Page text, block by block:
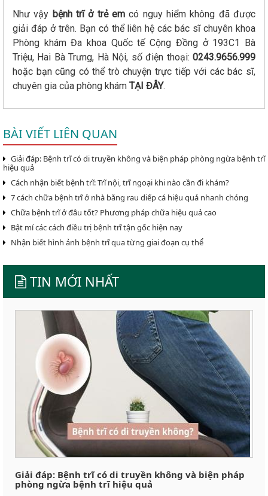
Như vậy bệnh trĩ ở trẻ emcó nguy hiểm không đã được
giải đáp ở trên. Bạn có thể liên hệ các bác sĩ chuyên khoa
Phòng khám Đa khoa Quốc tế Cộng Đồng ở 193C1 Bà
Triệu, Hai Bà Trưng, Hà Nội, số điện thoại: 0243.9656.999
hoặc bạn cũng có thể trò chuyện trực tiếp với các bác sĩ,
chuyên gia của phòng khám TẠI ĐÂY.
BÀI VIẾT LIÊN QUAN
Giải đáp: Bệnh trĩ có di truyền không và biện pháp phòng ngừa bệnh trĩ
hiệu quả
Cách nhận biết bệnh trĩ: Trĩ nội, trĩ ngoại khi nào cần đi khám?
7 cách chữa bệnh trĩ ở nhà bằng rau diếp cá hiệu quả nhanh chóng
Chữa bệnh trĩ ở đâu tốt? Phương pháp chữa hiệu quả cao
Bật mí các cách điều trị bệnh trĩ tận gốc hiện nay
Nhận biết hình ảnh bệnh trĩ qua từng giai đoạn cụ thể
TIN MỚI NHẤT
Giải đáp: Bệnh trĩ có di truyền không và biện pháp
phòng ngừa bệnh trĩ hiệu quả